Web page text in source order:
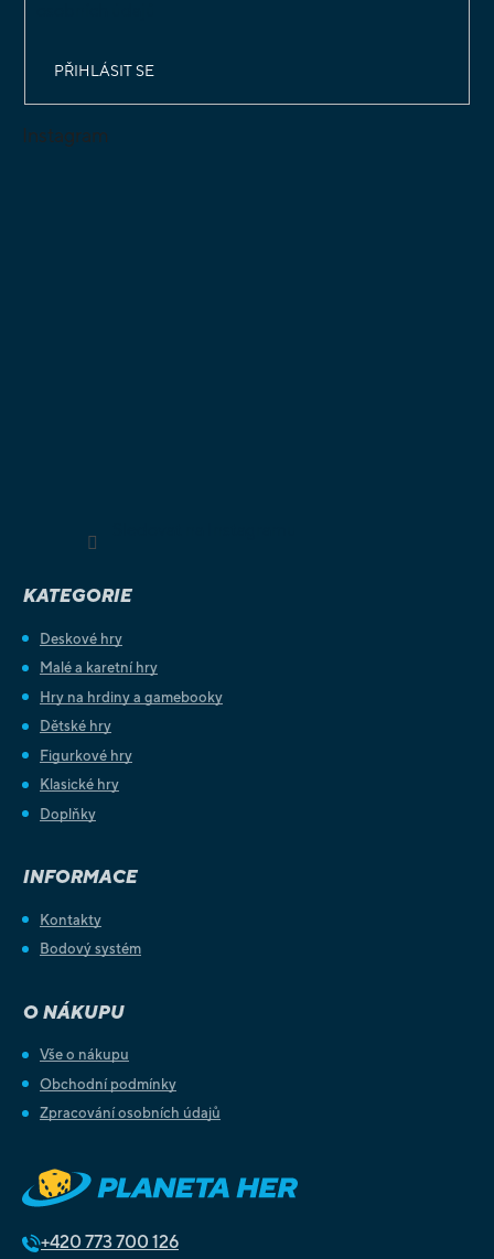
PŘIHLÁSIT SE
Instagram
KATEGORIE
Deskové hry
Malé a karetní hry
Hry na hrdiny a gamebooky
Dětské hry
Figurkové hry
Klasické hry
Doplňky
INFORMACE
Kontakty
Bodový systém
O NÁKUPU
Vše o nákupu
Obchodní podmínky
Zpracování osobních údajů
+420 773 700 126